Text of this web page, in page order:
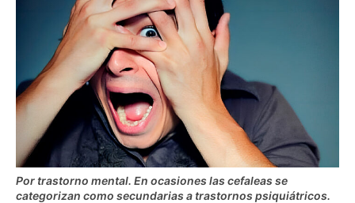
Por trastorno mental. En ocasiones las cefaleas se
categorizan como secundarias a trastornos psiquiátricos.